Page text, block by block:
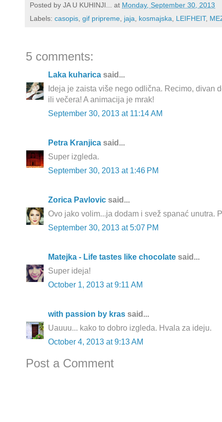
Posted by JA U KUHINJI... at Monday, September 30, 2013
Labels: casopis, gif pripreme, jaja, kosmajska, LEIFHEIT,
5 comments:
Laka kuharica said...
Ideja je zaista više nego odlična. Recimo, divan
ili večera! A animacija je mrak!
September 30, 2013 at 11:14 AM
Petra Kranjica said...
Super izgleda.
September 30, 2013 at 1:46 PM
Zorica Pavlovic said...
Ovo jako volim...ja dodam i svež spanać unutra.
September 30, 2013 at 5:07 PM
Matejka - Life tastes like chocolate said...
Super ideja!
October 1, 2013 at 9:11 AM
with passion by kras said...
Uauuu... kako to dobro izgleda. Hvala za ideju.
October 4, 2013 at 9:13 AM
Post a Comment